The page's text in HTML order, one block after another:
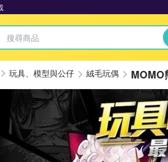
玩具、模型與公仔 絨毛玩偶 MOMO